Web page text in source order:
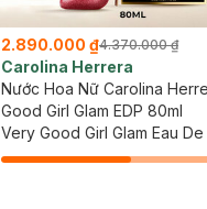
2.890.000 ₫4.370.000 ₫
Carolina Herrera
Nước Hoa Nữ Carolina
Good Girl Glam EDP 80ml
Very Good Girl Glam Eau De